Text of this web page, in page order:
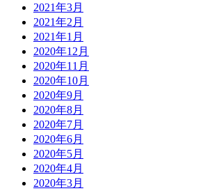
2021年3月
2021年2月
2021年1月
2020年12月
2020年11月
2020年10月
2020年9月
2020年8月
2020年7月
2020年6月
2020年5月
2020年4月
2020年3月